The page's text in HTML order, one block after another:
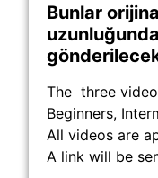
Bunlar
The three
Beginners,
All videos are
A link will be